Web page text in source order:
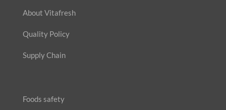
About Vitafresh
Quality Policy
Supply Chain
Foods safety